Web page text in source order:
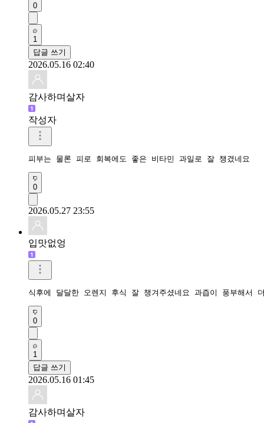
0
1
답글 쓰기
2026.05.16 02:40
감사하며살자
작성자
피부는 물론 피로 회복에도 좋은 비타민 과일로 잘 챙겼네요
0
2026.05.27 23:55
입맛없엉
식후에 달달한 오렌지 후식 잘 챙겨주셨네요 과즙이 풍부해서
0
1
답글 쓰기
2026.05.16 01:45
감사하며살자